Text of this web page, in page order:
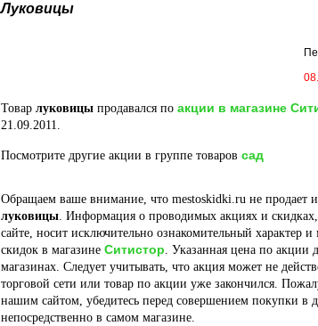
Луковицы
Товар луковицы продавался по акции в магазине
21.09.2011.
Посмотрите другие акции в группе товаров сад
Обращаем ваше внимание, что mestoskidki.ru не продает
луковицы. Информация о проводимых акциях и
сайте, носит исключительно ознакомительный характер
скидок в магазине Ситистор. Указанная цена по акции
магазинах. Следует учитывать, что акция может не
торговой сети или товар по акции уже закончился.
нашим сайтом, убедитесь перед совершением покупки в
непосредственно в самом магазине.